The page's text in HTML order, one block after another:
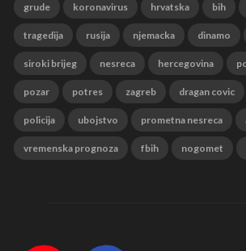
grude koronavirus hrvatska bih
tragedija rusija njemacka dinamo
siroki brijeg nesreca hercegovina
pozar potres zagreb dragan covic
policija ubojstvo prometna nesreca
vremenska prognoza fbih nogomet